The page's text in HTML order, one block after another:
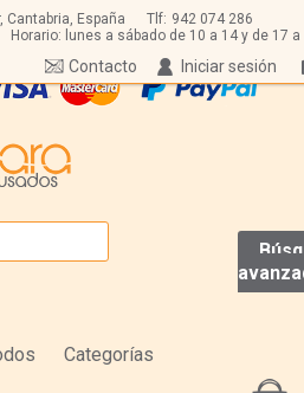
Cantabria, España Tlf: 942 074 286
Horario: lunes a sábado de 10 a 14 y de 17 a
Iniciar sesión
Contacto
Categorías